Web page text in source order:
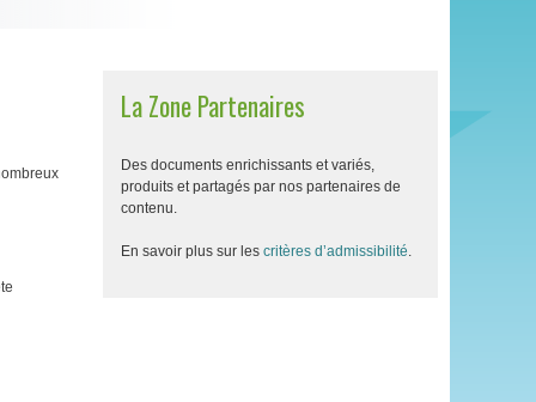
La Zone Partenaires
Des documents enrichissants et variés,
produits et partagés par nos partenaires de
contenu.
En savoir plus sur les critères d’admissibilité.